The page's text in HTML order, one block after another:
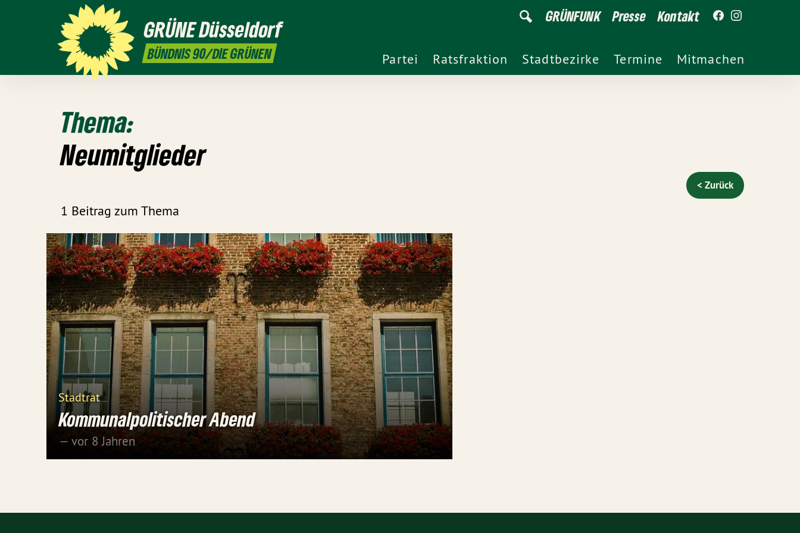
GRÜNEDüsseldorf
BÜNDNIS 90/DIE GRÜNEN
GRÜNFUNK Presse Kontakt
Partei Ratsfraktion Stadtbezirke Termine Mitmachen
Thema:
Neumitglieder
1 Beitrag zum Thema
< Zurück
Stadtrat
Kommunalpolitischer Abend
— vor 8 Jahren